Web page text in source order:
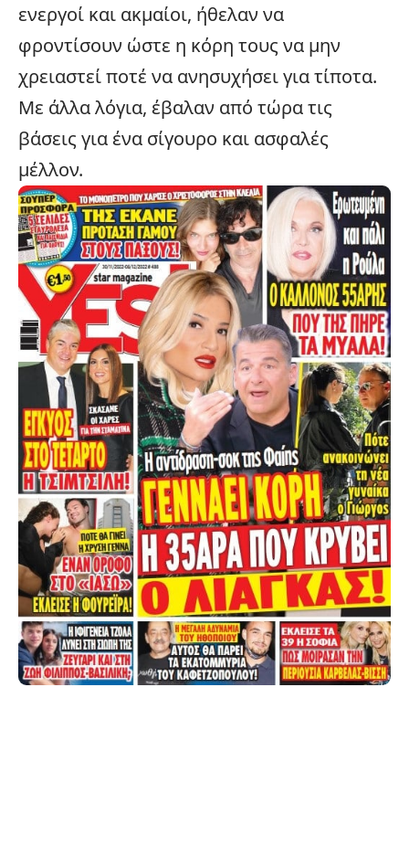
ενεργοί και ακμαίοι, ήθελαν να
φροντίσουν ώστε η κόρη τους να μην
χρειαστεί ποτέ να ανησυχήσει για τίποτα.
Με άλλα λόγια, έβαλαν από τώρα τις
βάσεις για ένα σίγουρο και ασφαλές
μέλλον.